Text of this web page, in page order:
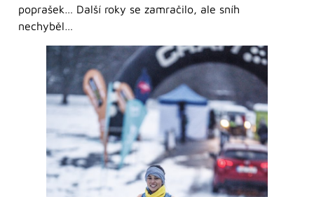
poprašek… Další roky se zamračilo, ale sníh
nechyběl…